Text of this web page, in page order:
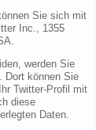
Sie sich mit
Inc., 1355
werden Sie
Dort können Sie
Twitter-Profil mit
diese
Daten.